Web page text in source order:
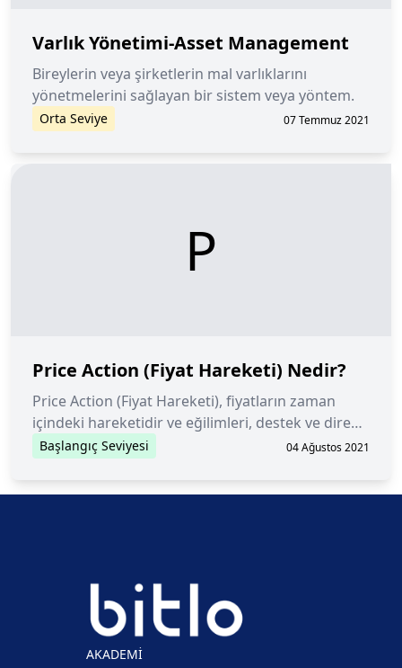
Varlık Yönetimi-Asset Management
Bireylerin veya şirketlerin mal varlıklarını
yönetmelerini sağlayan bir sistem veya yöntem.
Orta Seviye 07 Temmuz 2021
P
Price Action (Fiyat Hareketi) Nedir?
Price Action (Fiyat Hareketi), fiyatların zaman
içindeki hareketidir ve eğilimleri, destek ve direnç
seviyelerini ve potansiyel ters dönüşleri
Başlangıç Seviyesi 04 Ağustos 2021
AKADEMİ